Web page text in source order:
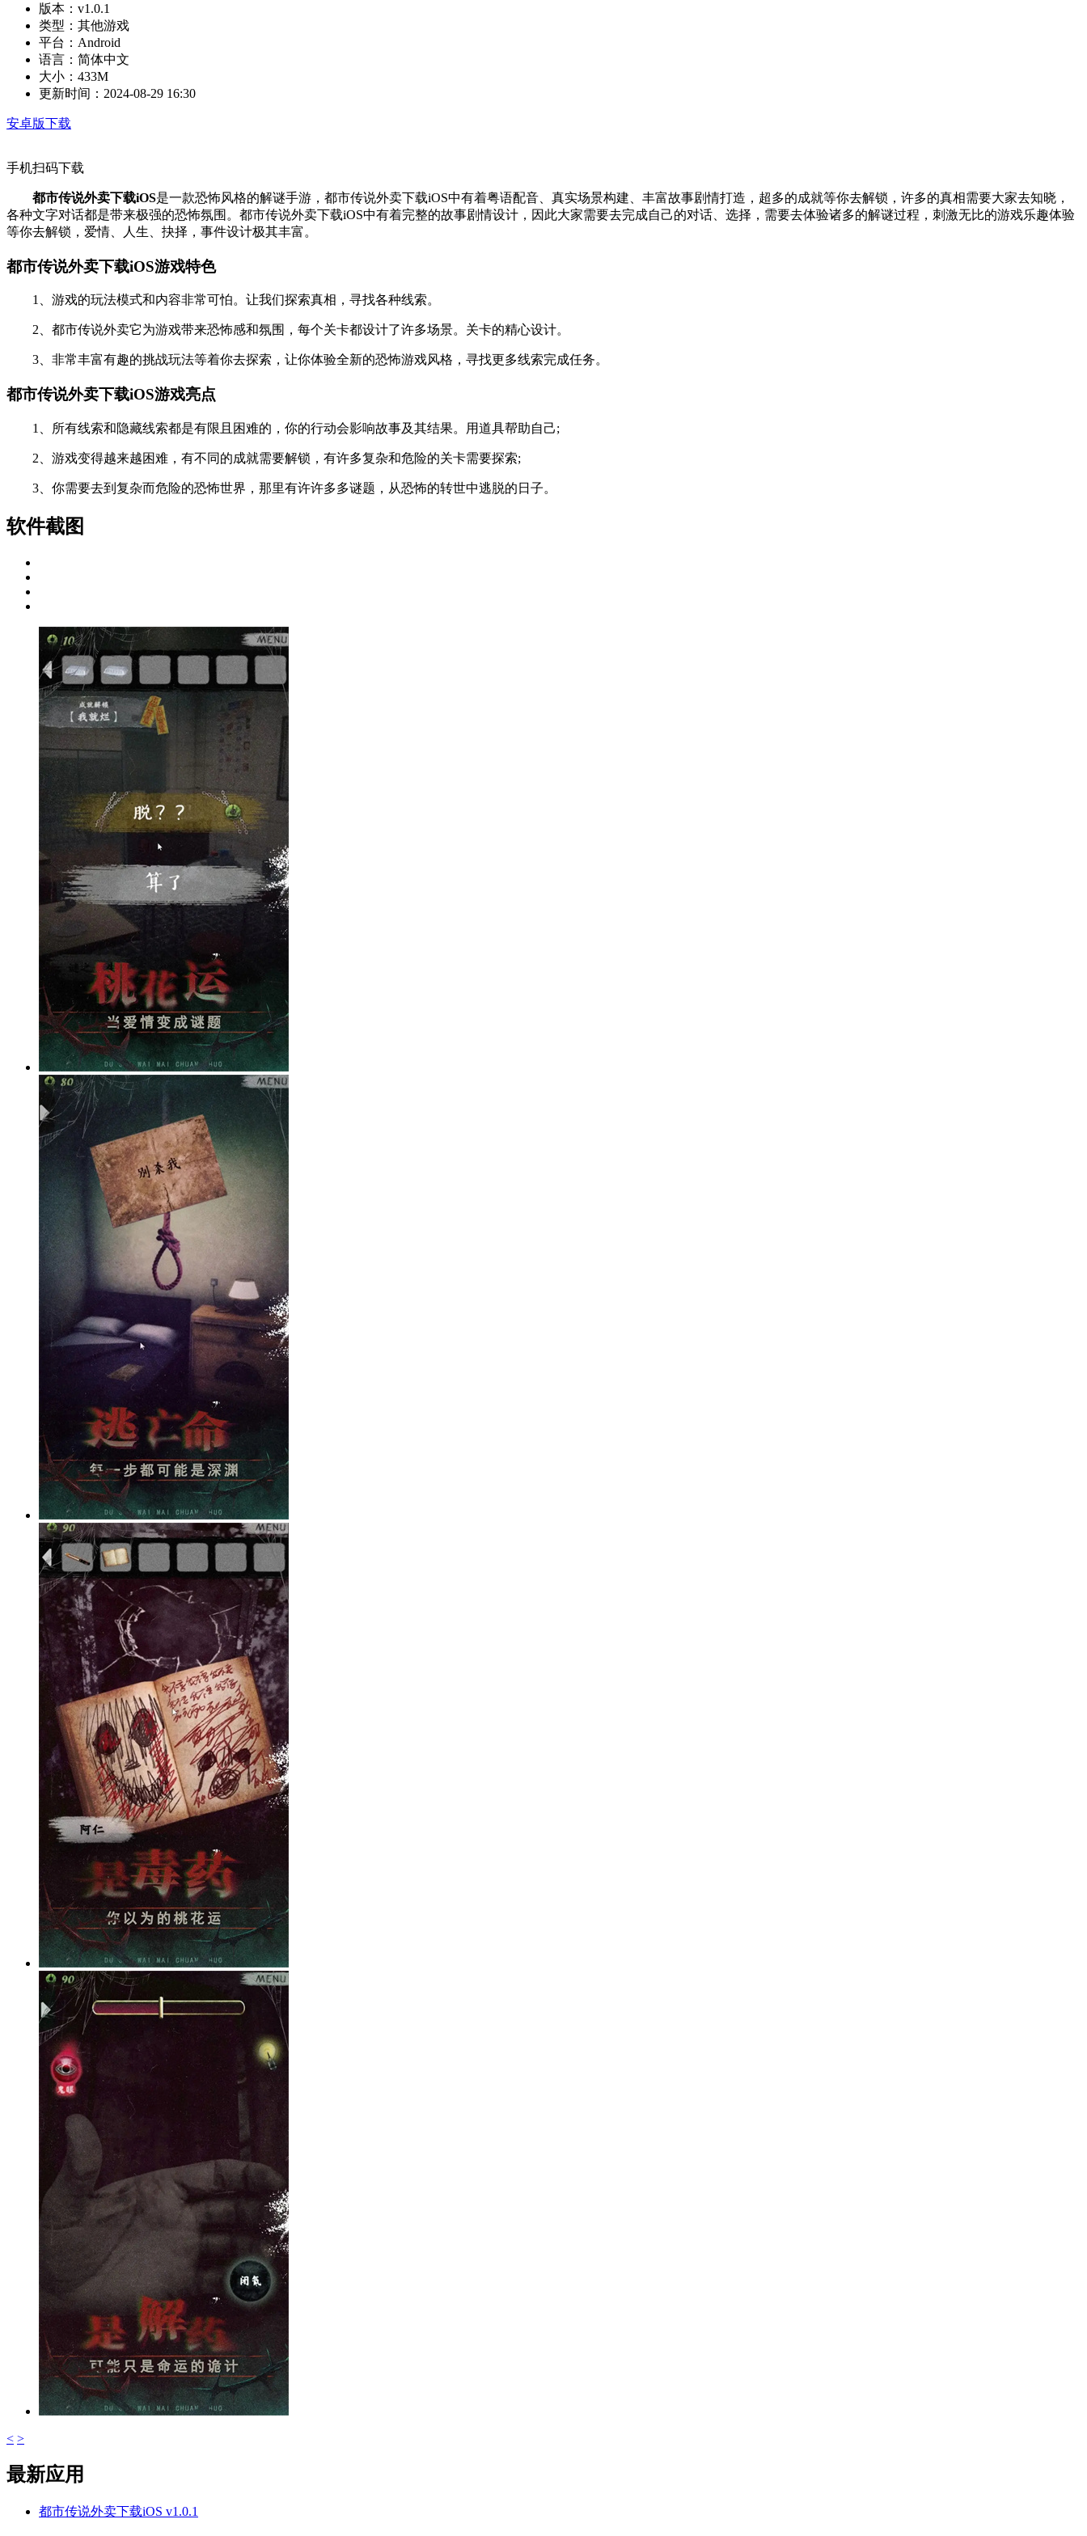
版本： v1.0.1
类型： 其他游戏
平台： Android
语言： 简体中文
大小： 433M
更新时间： 2024-08-29 16:30
安卓版下载
手机扫码下载
都市传说外卖下载iOS是一款恐怖风格的解谜手游，都市传说外卖下载iOS中有着粤语配音、真实场景构建、丰富故事剧情打造，超多的成就等你去解锁，许多的真相需要大家去知晓，
各种文字对话都是带来极强的恐怖氛围。都市传说外卖下载iOS中有着完整的故事剧情设计，因此大家需要去完成自己的对话、选择，需要去体验诸多的解谜过程，刺激无比的游戏乐趣体验
等你去解锁，爱情、人生、抉择，事件设计极其丰富。
都市传说外卖下载iOS游戏特色
1、游戏的玩法模式和内容非常可怕。让我们探索真相，寻找各种线索。
2、都市传说外卖它为游戏带来恐怖感和氛围，每个关卡都设计了许多场景。关卡的精心设计。
3、非常丰富有趣的挑战玩法等着你去探索，让你体验全新的恐怖游戏风格，寻找更多线索完成任务。
都市传说外卖下载iOS游戏亮点
1、所有线索和隐藏线索都是有限且困难的，你的行动会影响故事及其结果。用道具帮助自己;
2、游戏变得越来越困难，有不同的成就需要解锁，有许多复杂和危险的关卡需要探索;
3、你需要去到复杂而危险的恐怖世界，那里有许许多多谜题，从恐怖的转世中逃脱的日子。
软件截图
< >
最新应用
都市传说外卖下载iOS v1.0.1